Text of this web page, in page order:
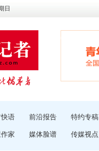
日
语 前沿报告 特约专稿
家 媒体脸谱 传媒视点